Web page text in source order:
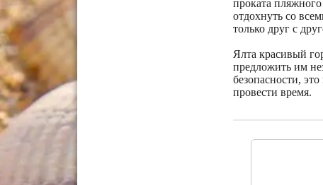
проката
отдохнуть со
только друг с
Ялта красивый
предложить им
безопасности,
провести время.